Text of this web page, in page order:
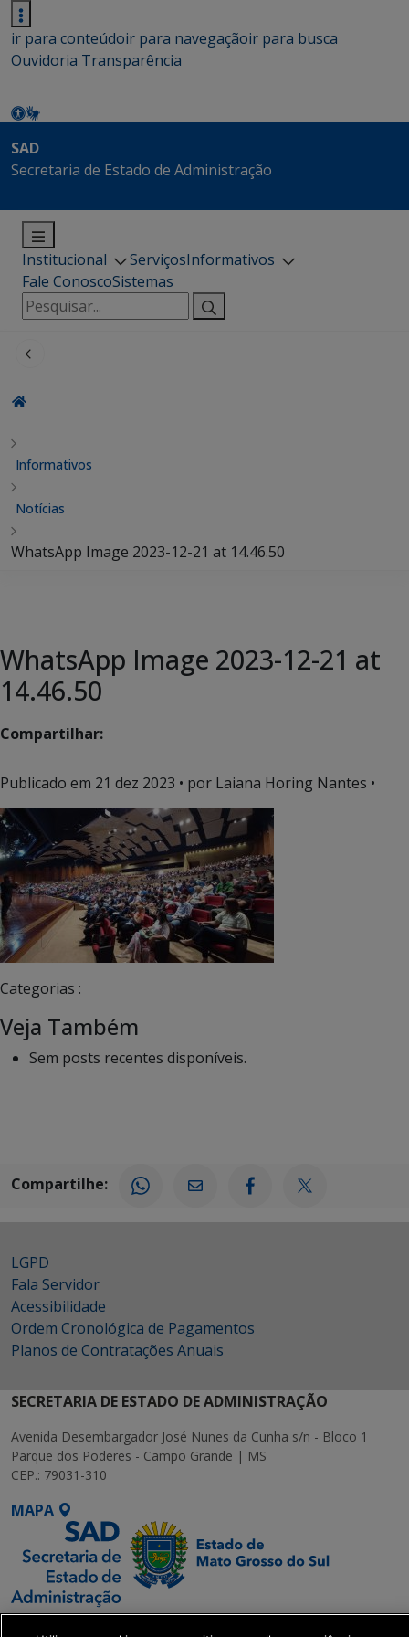
ir para conteúdoir para navegaçãoir para busca
Ouvidoria Transparência
SAD
Secretaria de Estado de Administração
Institucional ServiçosInformativos
Fale ConoscoSistemas
Pesquisar
por:
Informativos
Notícias
WhatsApp Image 2023-12-21 at 14.46.50
WhatsApp Image 2023-12-21 at
14.46.50
Compartilhar:
Publicado em 21 dez 2023 • por Laiana Horing Nantes •
Categorias :
Veja Também
Sem posts recentes disponíveis.
Compartilhe:
LGPD
Fala Servidor
Acessibilidade
Ordem Cronológica de Pagamentos
Planos de Contratações Anuais
SECRETARIA DE ESTADO DE ADMINISTRAÇÃO
Avenida Desembargador José Nunes da Cunha s/n - Bloco 1
Parque dos Poderes - Campo Grande | MS
CEP.: 79031-310
MAPA